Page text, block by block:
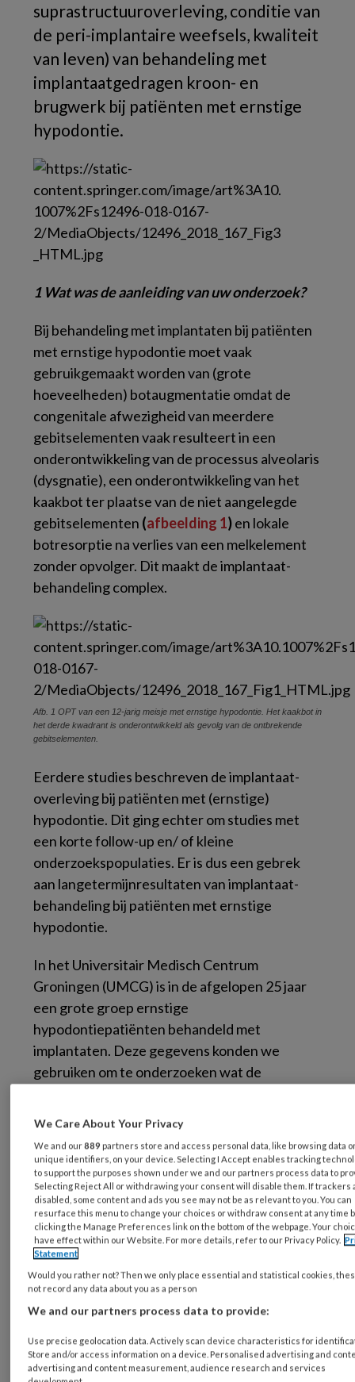
suprastructuuroverleving, conditie van
de peri-implantaire weefsels, kwaliteit
van leven) van behandeling met
implantaatgedragen kroon- en
brugwerk bij patiënten met ernstige
hypodontie.
1 Wat was de aanleiding van uw onderzoek?
Bij behandeling met implantaten bij patiënten
met ernstige hypodontie moet vaak
gebruikgemaakt worden van (grote
hoeveelheden) botaugmentatie omdat de
congenitale afwezigheid van meerdere
gebitselementen vaak resulteert in een
onderontwikkeling van de processus alveolaris
(dysgnatie), een onderontwikkeling van het
kaakbot ter plaatse van de niet aangelegde
gebitselementen (afbeelding 1)en lokale
botresorptie na verlies van een melkelement
zonder opvolger. Dit maakt de implantaat-
behandeling complex.
Afb. 1 OPT van een 12-jarig meisje met ernstige hypodontie. Het kaakbot in
het derde kwadrant is onderontwikkeld als gevolg van de ontbrekende
gebitselementen.
Eerdere studies beschreven de implantaat-
overleving bij patiënten met (ernstige)
hypodontie. Dit ging echter om studies met
een korte follow-up en/ of kleine
onderzoekspopulaties. Er is dus een gebrek
aan langetermijnresultaten van implantaat-
behandeling bij patiënten met ernstige
hypodontie.
In het Universitair Medisch Centrum
Groningen (UMCG) is in de afgelopen 25 jaar
een grote groep ernstige
hypodontiepatiënten behandeld met
implantaten. Deze gegevens konden we
gebruiken om te onderzoeken wat de
leven) zijn van behandeling met implantaat-
gedragen kroon- en brugwerk bij patiënten
met meerdere agenetische elementen.
2 Wat heeft u precies onderzocht?
Implantaat-gedragen overkappingsprothese
bij kinderen.
In zijn algemeenheid geldt dat implantaten ten
behoeve van prothetische voorzieningen niet
We Care About Your Privacy
We and our889 partners store and access personal data, like browsing data
unique identifiers, on your device. Selecting I Accept enables tracking
to support the purposes shown under we and our partners process data to
Selecting Reject All or withdrawing your consent will disable them. If trackers
disabled, some content and ads you see may not be as relevant to you. You can
resurface this menu to change your choices or withdraw consent at any time
clicking the Manage Preferences link on the bottom of the webpage. Your
have effect within our Website. For more details, refer to our Privacy Policy.
Statement
Would you rather not? Then we only place essential and statistical cookies,
not record any data about you as a person
We and our partners process data to provide:
Use precise geolocation data. Actively scan device characteristics for
Store and/or access information on a device. Personalised advertising and
advertising and content measurement, audience research and services